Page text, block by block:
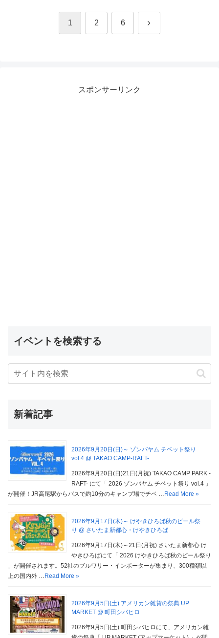
1 2 6 次
スポンサーリンク
イベントを検索する
新着記事
2026年9月20日(日)～ ゾンバヤム チベット祭り
vol.4 @ TAKAO CAMP-RAFT-
2026年9月20日(日)21日(月祝) TAKAO CAMP PARK -
RAFT- にて「 2026 ゾンバヤム チベット祭り vol.4 」
が開催！JR高尾駅からバスで約10分のキャンプ場でチベ … Read More »
2026年9月17日(木)～ けやきひろば秋のビール祭
り @ さいたま新都心・けやきひろば
2026年9月17日(木)～21日(月祝) さいたま新都心 け
やきひろばにて「 2026 けやきひろば秋のビール祭り
」が開催されます。52社のブルワリー・インポーターが集まり、300種類以
上の国内外 … Read More »
2026年9月5日(土) アメリカン雑貨の祭典 UP
MARKET @ 町田シバヒロ
2026年9月5日(土) 町田シバヒロにて、アメリカン雑